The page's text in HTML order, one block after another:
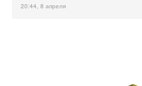
20:44, 8 апреля